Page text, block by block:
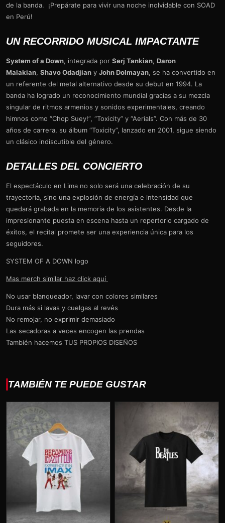
de la banda. ¡Prepárate para vivir una noche inolvidable con SOAD
en Perú!
UN RECORRIDO MUSICAL IMPACTANTE
System of a Down, integrada por Serj Tankian, Daron
Malakian, Shavo Odadjian y John Dolmayan, se ha convertido en
un referente del metal alternativo desde su debut en 1994. La
banda ha logrado un reconocimiento mundial gracias a su mezcla
singular de ritmos armenios y sonidos experimentales, creando
himnos como “Chop Suey!”, “Toxicity” y “Aerials”. Con más de 30
años de carrera, su álbum “Toxicity”, lanzado en 2001, sigue siendo
un clásico indiscutible del género.
DETALLES DEL CONCIERTO
El espectáculo en Lima no solo será una celebración de su
trayectoria, sino una explosión de energía e intensidad que
quedará grabada en la memoria de los asistentes. Desde la
impresionante puesta en escena hasta un repertorio cargado de
éxitos, el recital promete ser una experiencia única para los
seguidores.
SYSTEM OF A DOWN logo
Mas merch similar haz click aquí
No usar blanqueador, lavar con colores similares
Dura más si lavas y cuelgas al revés
No remojar, no exprimir demasiado
Las secadoras a veces encogen las prendas
También hacemos TUS PROPIOS DISEÑOS
TAMBIÉN TE PUEDE GUSTAR